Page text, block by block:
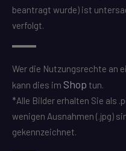
beantragt wurde) ist
verfolgt.
Wer die Nutzungsrechte an
kann dies im Shop tun.
*Alle Bilder erhalten Sie als
wenigen Ausnahmen (.jpg)
gekennzeichnet.